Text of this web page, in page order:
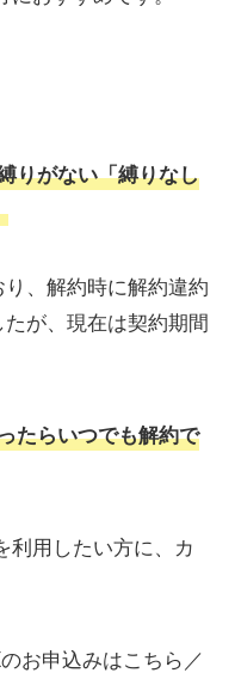
りがない「縛りなし
、解約時に解約違約
が、現在は契約期間
たらいつでも解約で
利用したい方に、カ
お申込みはこちら／